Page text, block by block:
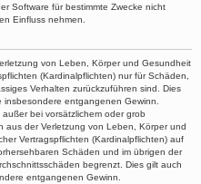
Software für bestimmte Zwecke nicht
Einfluss nehmen.
von Leben, Körper und Gesundheit
(Kardinalpflichten) nur für Schäden,
Verhalten zurückzuführen sind. Dies
entgangenen Gewinn.
bei vorsätzlichem oder grob
aus der Verletzung von Leben, Körper und
Vertragspflichten (Kardinalpflichten) auf
Schäden und im übrigen der
begrenzt. Dies gilt auch
entgangenen Gewinn.